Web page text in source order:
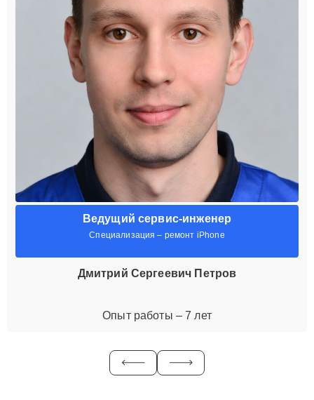
Ведущий сервис-инженер
Специализация – ремонт iPhone
Дмитрий Сергеевич Петров
Опыт работы – 7 лет